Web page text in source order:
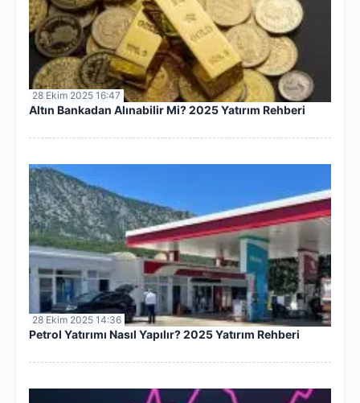
28 Ekim 2025 16:47
Altın Bankadan Alınabilir Mi? 2025 Yatırım Rehberi
28 Ekim 2025 14:36
Petrol Yatırımı Nasıl Yapılır? 2025 Yatırım Rehberi